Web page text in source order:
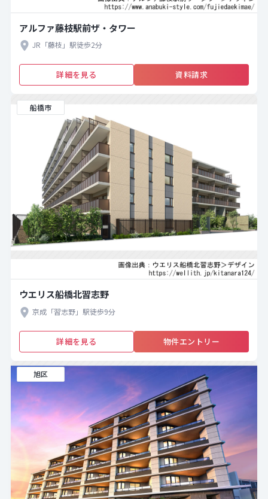
アルファ藤枝駅前ザ・タワー
JR「藤枝」駅徒歩2分
詳細を見る 資料請求
船橋市
ウエリス船橋北習志野
京成「習志野」駅徒歩9分
詳細を見る 物件エントリー
旭区